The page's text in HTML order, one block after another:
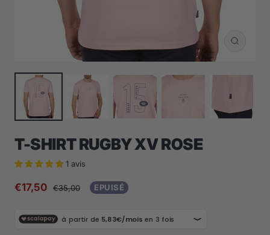
Zoom
T-SHIRT RUGBY XV ROSE
1 avis
Prix
vente
€17,50
Prix
€35,00 EPUISÉ